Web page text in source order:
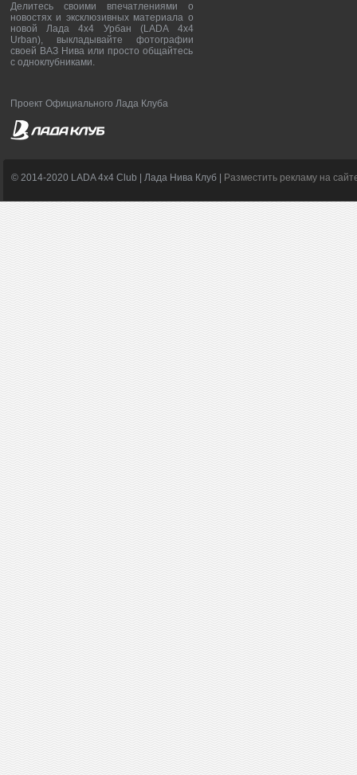
Делитесь своими впечатлениями о
новостях и эксклюзивных материала о
новой Лада 4х4 Урбан (LADA 4x4
Urban), выкладывайте фотографии
своей ВАЗ Нива или просто общайтесь
с одноклубниками.
Проект Официального Лада Клуба
© 2014-2020 LADA 4x4 Club | Лада Нива Клуб | Разместить рекламу на